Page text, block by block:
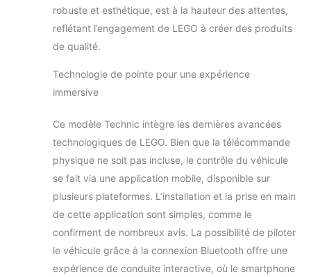
suspensions hautes et indépendantes,
de roues larges et d'énormes pneus.
Le hub sophistiqué intègre la
technologie Bluetooth Low Energy
d'activation, un capteur 6 axes (3
capteurs gyroscopiques et 3 capteurs
de connexion. L'application LEGO
TECHNIC CONTROL+ est
téléchargeable sur l'App Store et
Google Play. L'autorisation des
parents est nécessaire pour pouvoir
se connecter. Le véhicule
télécommandé fonctionne avec des
piles (non incluses). Le type et le
nombre de piles nécessaires sont
indiqués sur l'emballage. Ce modèle
LEGO Technic à construire fait
robuste et esthétique, est à la hauteur des attentes,
reflétant l’engagement de LEGO à créer des produits
de qualité.
Technologie de pointe pour une expérience
immersive
Ce modèle Technic intègre les dernières avancées
technologiques de LEGO. Bien que la télécommande
physique ne soit pas incluse, le contrôle du véhicule
se fait via une application mobile, disponible sur
plusieurs plateformes. L’installation et la prise en main
de cette application sont simples, comme le
confirment de nombreux avis. La possibilité de piloter
le véhicule grâce à la connexion Bluetooth offre une
expérience de conduite interactive, où le smartphone